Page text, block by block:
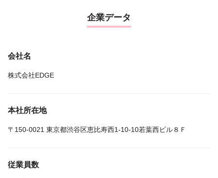
企業データ
会社名
株式会社EDGE
本社所在地
〒150-0021 東京都渋谷区恵比寿西1-10-10若葉西ビル８Ｆ
従業員数